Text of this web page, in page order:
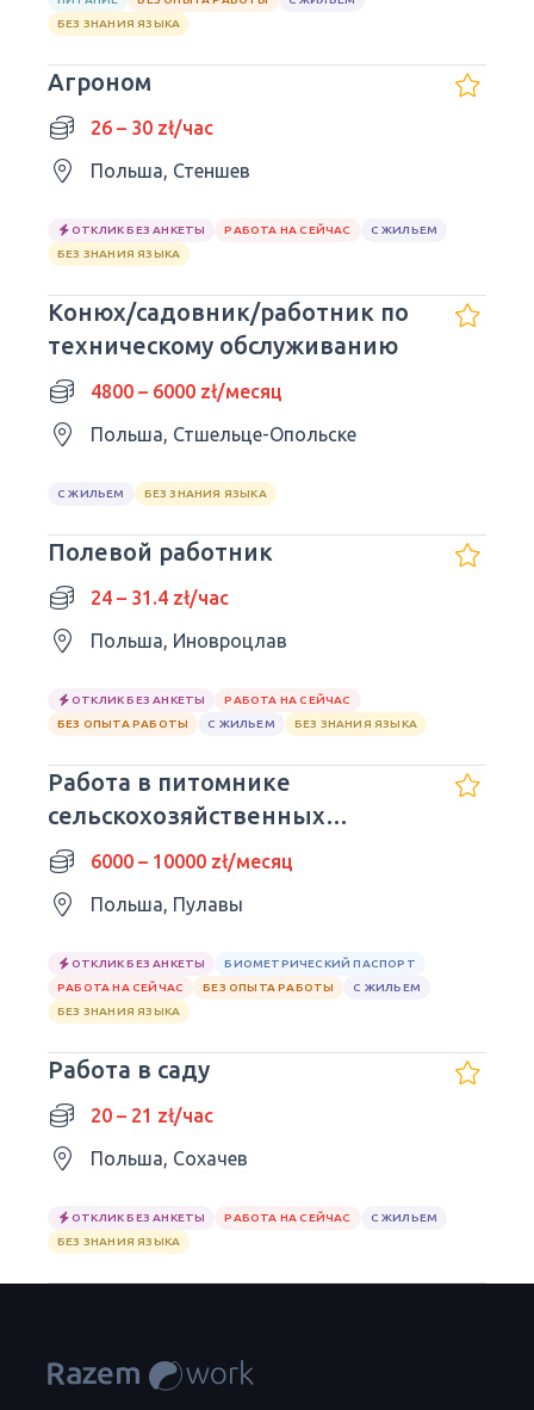
БЕЗ ЗНАНИЯ ЯЗЫКА
Агроном
26 – 30 zł/час
Польша, Стеншев
ОТКЛИК БЕЗ АНКЕТЫ РАБОТА НА СЕЙЧАС
С ЖИЛЬЕМ
БЕЗ ЗНАНИЯ ЯЗЫКА
Конюх/садовник/работник по
техническому обслуживанию
4800 – 6000 zł/месяц
Польша, Стшельце-Опольске
С ЖИЛЬЕМ БЕЗ ЗНАНИЯ ЯЗЫКА
Полевой работник
24 – 31.4 zł/час
Польша, Иновроцлав
ОТКЛИК БЕЗ АНКЕТЫ
РАБОТА НА СЕЙЧАС
БЕЗ ОПЫТА РАБОТЫ
С ЖИЛЬЕМ БЕЗ ЗНАНИЯ ЯЗЫКА
Работа в питомнике
сельскохозяйственных
культур.6000 – 10000 zł/месяц
Польша, Пулавы
ОТКЛИК БЕЗ АНКЕТЫ
БИОМЕТРИЧЕСКИЙ ПАСПОРТ
РАБОТА НА СЕЙЧАС
БЕЗ ОПЫТА РАБОТЫ
С ЖИЛЬЕМ
БЕЗ ЗНАНИЯ ЯЗЫКА
Работа в саду
20 – 21 zł/час
Польша, Сохачев
ОТКЛИК БЕЗ АНКЕТЫ РАБОТА НА СЕЙЧАС
С ЖИЛЬЕМ
БЕЗ ЗНАНИЯ ЯЗЫКА